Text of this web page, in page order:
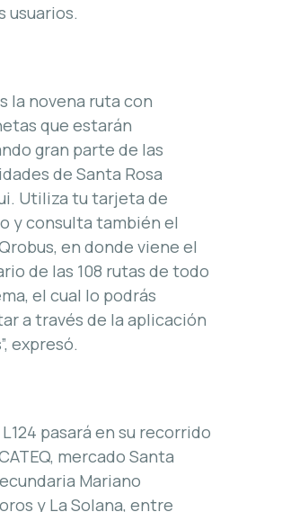
usuarios.
la novena ruta con
que estarán
gran parte de las
de Santa Rosa
Utiliza tu tarjeta de
y consulta también el
en donde viene el
de las 108 rutas de todo
el cual lo podrás
a través de la aplicación
expresó.
pasará en su recorrido
mercado Santa
Mariano
y La Solana, entre